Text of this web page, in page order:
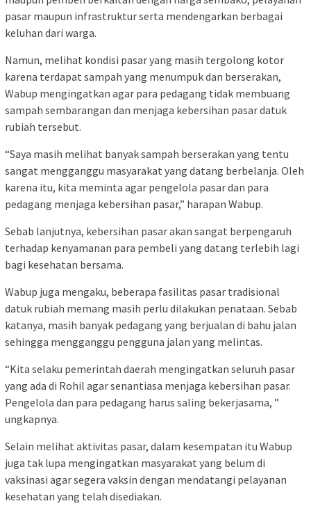
pasar maupun infrastruktur serta mendengarkan berbagai
keluhan dari warga.
Namun, melihat kondisi pasar yang masih tergolong kotor
karena terdapat sampah yang menumpuk dan berserakan,
Wabup mengingatkan agar para pedagang tidak membuang
sampah sembarangan dan menjaga kebersihan pasar datuk
rubiah tersebut.
“Saya masih melihat banyak sampah berserakan yang tentu
sangat mengganggu masyarakat yang datang berbelanja. Oleh
karena itu, kita meminta agar pengelola pasar dan para
pedagang menjaga kebersihan pasar,” harapan Wabup.
Sebab lanjutnya, kebersihan pasar akan sangat berpengaruh
terhadap kenyamanan para pembeli yang datang terlebih lagi
bagi kesehatan bersama.
Wabup juga mengaku, beberapa fasilitas pasar tradisional
datuk rubiah memang masih perlu dilakukan penataan. Sebab
katanya, masih banyak pedagang yang berjualan di bahu jalan
sehingga mengganggu pengguna jalan yang melintas.
“Kita selaku pemerintah daerah mengingatkan seluruh pasar
yang ada di Rohil agar senantiasa menjaga kebersihan pasar.
Pengelola dan para pedagang harus saling bekerjasama, ”
ungkapnya.
Selain melihat aktivitas pasar, dalam kesempatan itu Wabup
juga tak lupa mengingatkan masyarakat yang belum di
vaksinasi agar segera vaksin dengan mendatangi pelayanan
kesehatan yang telah disediakan.